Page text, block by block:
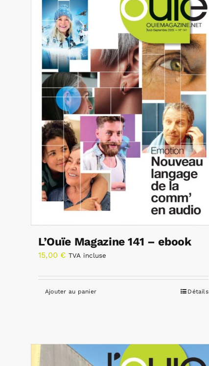
L’Ouïe Magazine 141 – ebook
15,00 € TVA incluse
Ajouter au panier Détails